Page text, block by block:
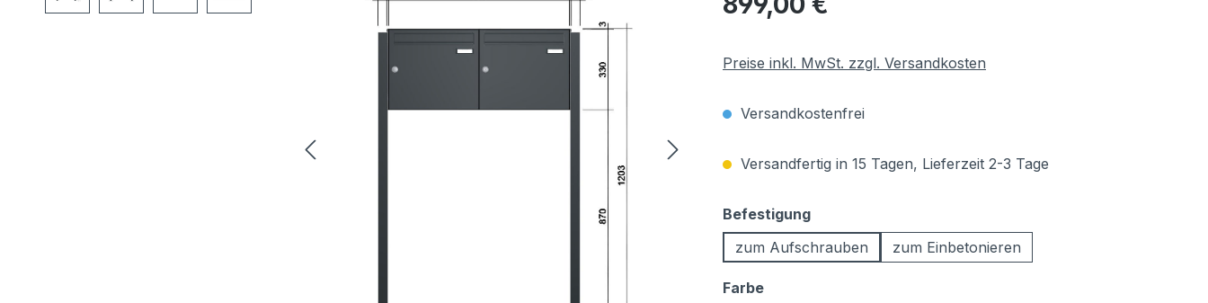
Preise inkl. MwSt. zzgl. Versandkosten
Versandkostenfrei
Versandfertig in 15 Tagen, Lieferzeit 2-3 Tage
Befestigungauswählen
zum Aufschrauben
zum Einbetonieren
Farbeauswählen